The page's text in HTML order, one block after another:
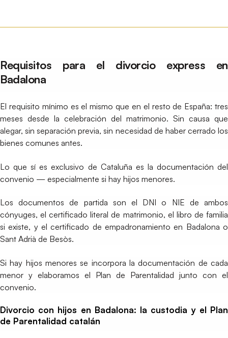
Requisitos para el divorcio express en
Badalona
El requisito mínimo es el mismo que en el resto de España: tres
meses desde la celebración del matrimonio. Sin causa que
alegar, sin separación previa, sin necesidad de haber cerrado los
bienes comunes antes.
Lo que sí es exclusivo de Cataluña es la documentación del
convenio — especialmente si hay hijos menores.
Los documentos de partida son el DNI o NIE de ambos
cónyuges, el certificado literal de matrimonio, el libro de familia
si existe, y el certificado de empadronamiento en Badalona o
Sant Adrià de Besòs.
Si hay hijos menores se incorpora la documentación de cada
menor y elaboramos el Plan de Parentalidad junto con el
convenio.
Divorcio con hijos en Badalona: la custodia y el Plan
de Parentalidad catalán